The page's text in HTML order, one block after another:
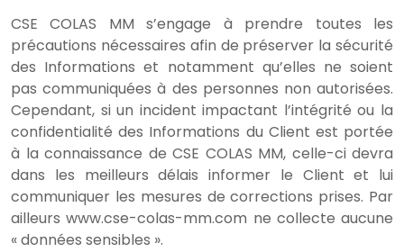
CSE COLAS MM s’engage à prendre toutes les
précautions nécessaires afin de préserver la sécurité
des Informations et notamment qu’elles ne soient
pas communiquées à des personnes non autorisées.
Cependant, si un incident impactant l’intégrité ou la
confidentialité des Informations du Client est portée
à la connaissance de CSE COLAS MM, celle-ci devra
dans les meilleurs délais informer le Client et lui
communiquer les mesures de corrections prises. Par
ailleurs www.cse-colas-mm.com ne collecte aucune
« données sensibles ».